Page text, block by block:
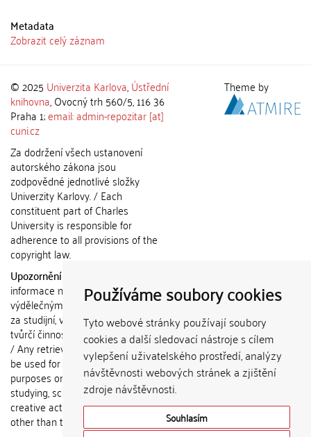
Používáme soubory cookies
Tyto webové stránky používají soubory
cookies a další sledovací nástroje s cílem
vylepšení uživatelského prostředí, analýzy
návštěvnosti webových stránek a zjištění
zdroje návštěvnosti.
Souhlasím
Metadata
Zobrazit celý záznam
© 2025 Univerzita Karlova,Ústřední
knihovna, Ovocný trh 560/5, 116 36
Praha 1;email: admin-repozitar [at]
cuni.cz
Za dodržení všech ustanovení
autorského zákona jsou
zodpovědné jednotlivé složky
Univerzity Karlovy. / Each
constituent part of Charles
University is responsible for
adherence to all provisions of the
copyright law.
Upozornění / Notice:
informace nemohou být použity k
výdělečným účelům nebo vydávány
za studijní, vědeckou nebo jinou
tvůrčí činnost jiné osoby než autora.
/ Any retrieved information shall not
be used for any commercial
purposes or claimed as results of
studying, scientific or any other
creative activities of any person
other than the author.
Theme by